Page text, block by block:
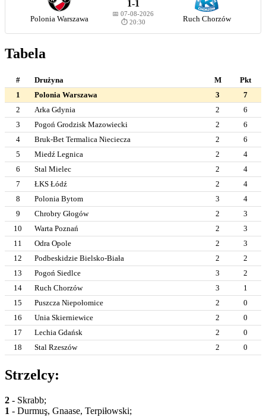
Polonia Warszawa
1-1
📅 07-08-2026
⏱️ 20:30
Ruch Chorzów
Tabela
# Drużyna M
Pkt
1
Polonia Warszawa 3
7
2
Arka Gdynia 2
6
3
Pogoń Grodzisk Mazowiecki 2
6
4
Bruk-Bet Termalica Nieciecza 2
6
5
Miedź Legnica 2
4
6
Stal Mielec 2
4
7
ŁKS Łódź 2
4
8
Polonia Bytom 3
4
9
Chrobry Głogów 2
3
10
Warta Poznań 2
3
11
Odra Opole 2
3
12
Podbeskidzie Bielsko-Biała 2
2
13
Pogoń Siedlce 3
2
14
Ruch Chorzów 3
1
15
Puszcza Niepołomice 2
0
16
Unia Skierniewice 2
0
17
Lechia Gdańsk 2
0
18
Stal Rzeszów 2 0
Strzelcy:
2 - Skrabb;
1 - Durmuş, Gnaase, Terpiłowski;